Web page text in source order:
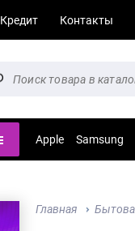
Кредит Контакты
Apple Samsung
Главная